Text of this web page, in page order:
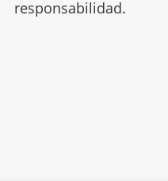
responsabilidad.